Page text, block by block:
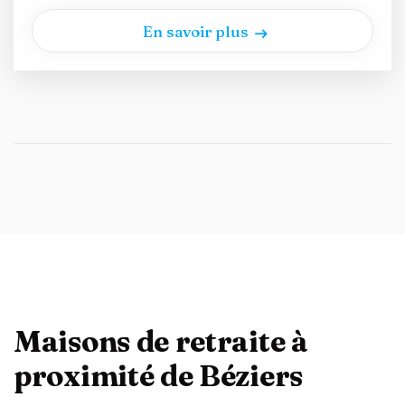
En savoir plus
Maisons de retraite à
proximité de Béziers